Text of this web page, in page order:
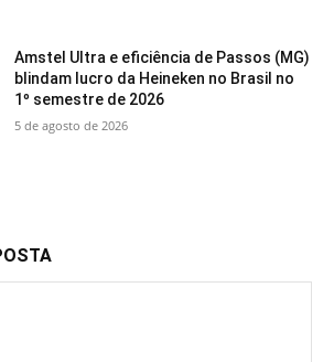
Amstel Ultra e eficiência de Passos (MG)
blindam lucro da Heineken no Brasil no
1º semestre de 2026
5 de agosto de 2026